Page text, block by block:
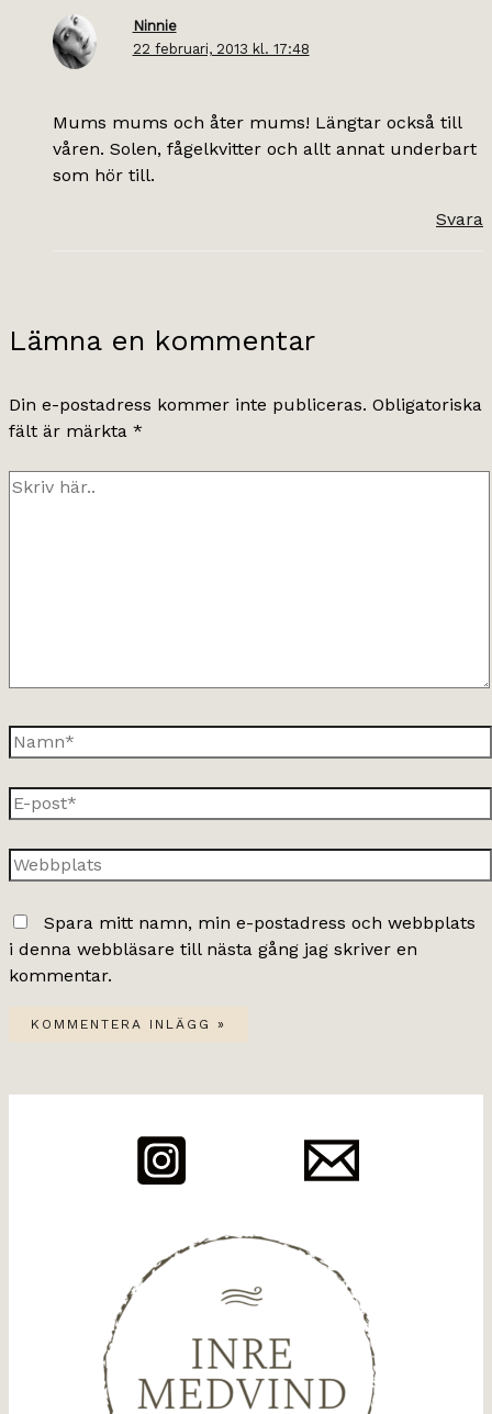
Ninnie
22 februari, 2013 kl. 17:48
Mums mums och åter mums! Längtar också till
våren. Solen, fågelkvitter och allt annat underbart
som hör till.
Svara
Lämna en kommentar
Din e-postadress kommer inte publiceras. Obligatoriska
fält är märkta *
Skriv
Namn*
E-
post*
Webbplats
Spara mitt namn, min e-postadress och webbplats
i denna webbläsare till nästa gång jag skriver en
kommentar.